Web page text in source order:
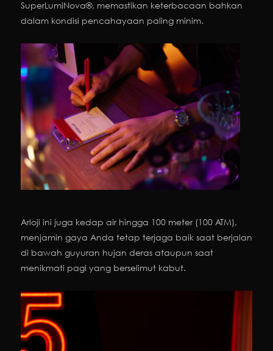
SuperLumiNova®️, memastikan keterbacaan bahkan
dalam kondisi pencahayaan paling minim.
Arloji ini juga kedap air hingga 100 meter (100 ATM),
menjamin gaya Anda tetap terjaga baik saat berjalan
di bawah guyuran hujan deras ataupun saat
menikmati pagi yang berselimut kabut.